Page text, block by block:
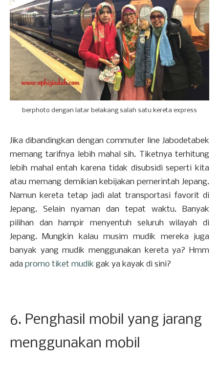
berphoto dengan latar belakang salah satu kereta express
Jika dibandingkan dengan commuter line Jabodetabek
memang tarifnya lebih mahal sih. Tiketnya terhitung
lebih mahal entah karena tidak disubsidi seperti kita
atau memang demikian kebijakan pemerintah Jepang.
Namun kereta tetap jadi alat transportasi favorit di
Jepang. Selain nyaman dan tepat waktu. Banyak
pilihan dan hampir menyentuh seluruh wilayah di
Jepang. Mungkin kalau musim mudik mereka juga
banyak yang mudik menggunakan kereta ya? Hmm
ada promo tiket mudik gak ya kayak di sini?
6. Penghasil mobil yang jarang
menggunakan mobil